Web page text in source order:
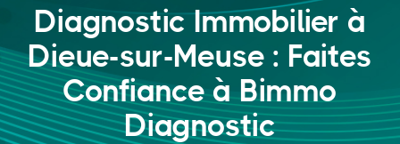
Diagnostic Immobilier à
Dieue-sur-Meuse : Faites
Confiance à Bimmo
Diagnostic